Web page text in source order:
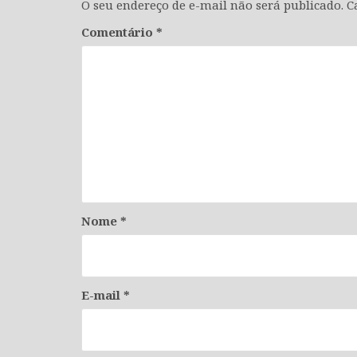
O seu endereço de e-mail não será publicado.
Comentário *
Nome *
E-mail *